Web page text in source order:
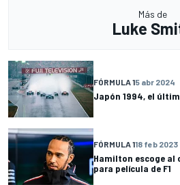
Más de
Luke
FÓRMULA 15 abr 2024
Japón 1994, el
FÓRMULA 118 feb 2023
Hamilton escoge
para película de F1